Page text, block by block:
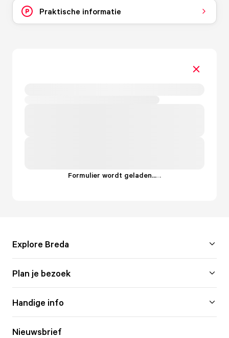
Praktische informatie
Formulier wordt geladen......
Explore Breda
Plan je bezoek
Handige info
Nieuwsbrief